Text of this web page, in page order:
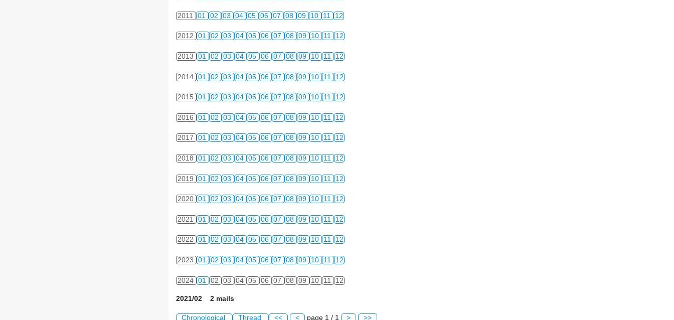
2011 01 02 03 04 05 06 07 08 09 10 11 12
2012 01 02 03 04 05 06 07 08 09 10 11 12
2013 01 02 03 04 05 06 07 08 09 10 11 12
2014 01 02 03 04 05 06 07 08 09 10 11 12
2015 01 02 03 04 05 06 07 08 09 10 11 12
2016 01 02 03 04 05 06 07 08 09 10 11 12
2017 01 02 03 04 05 06 07 08 09 10 11 12
2018 01 02 03 04 05 06 07 08 09 10 11 12
2019 01 02 03 04 05 06 07 08 09 10 11 12
2020 01 02 03 04 05 06 07 08 09 10 11 12
2021 01 02 03 04 05 06 07 08 09 10 11 12
2022 01 02 03 04 05 06 07 08 09 10 11 12
2023 01 02 03 04 05 06 07 08 09 10 11 12
2024 01 02 03 04 05 06 07 08 09 10 11 12
2021/02 2 mails
Chronological Thread << < page 1 / 1 > >>